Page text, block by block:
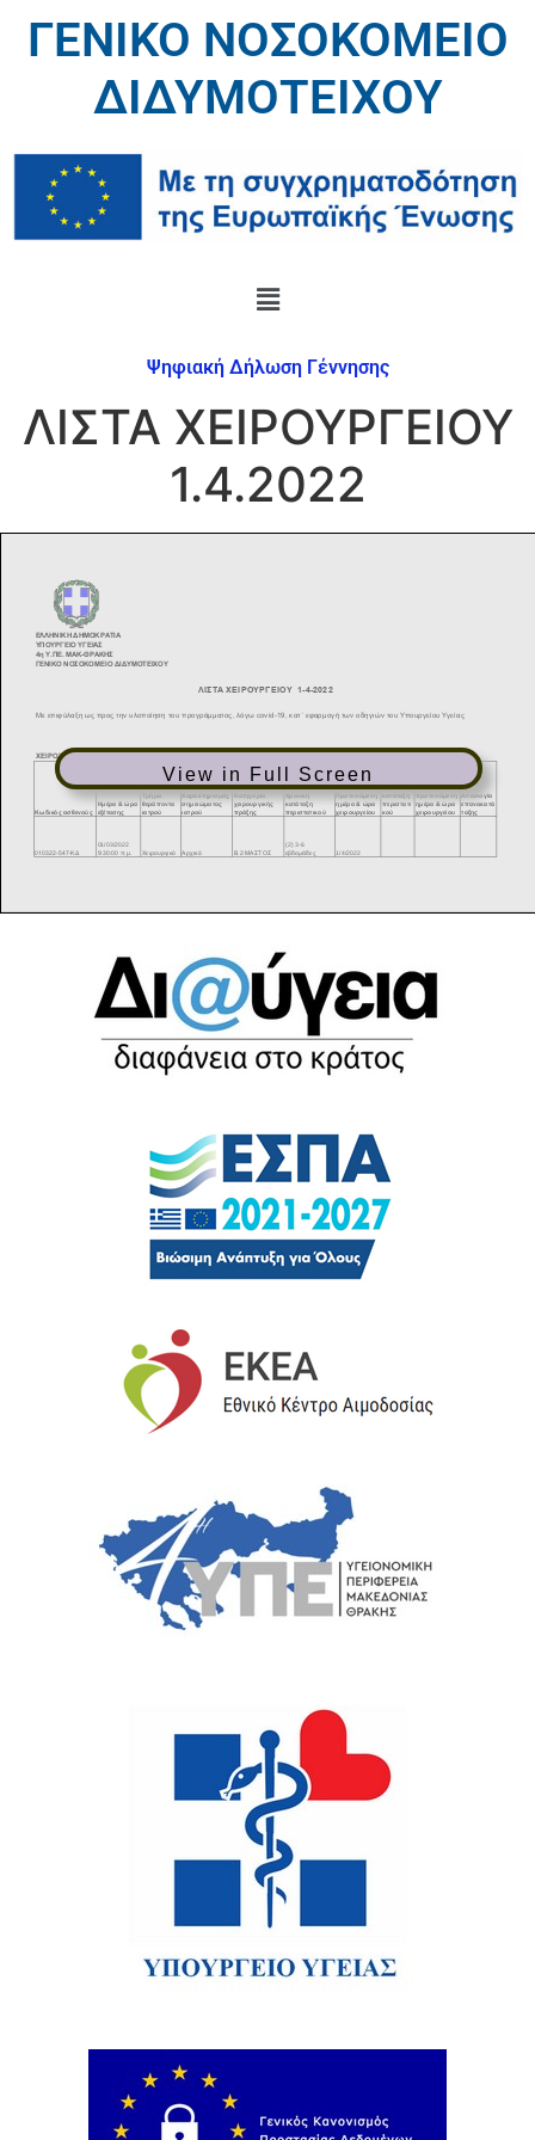
ΓΕΝΙΚΟ ΝΟΣΟΚΟΜΕΙΟ
ΔΙΔΥΜΟΤΕΙΧΟΥ
Ψηφιακή Δήλωση Γέννησης
ΛΙΣΤΑ ΧΕΙΡΟΥΡΓΕΙΟΥ
1.4.2022
View in Full Screen